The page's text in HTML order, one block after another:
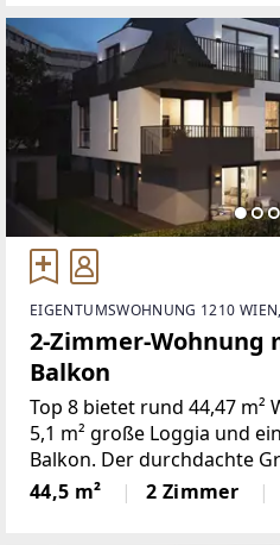
EIGENTUMSWOHNUNG 1210
2-Zimmer-Wohnung
Balkon
Top 8 bietet rund 44,47 m²
5,1 m² große Loggia und
Balkon. Der durchdachte
Zimmer und verbindet eine
gut nutzbaren Privat- und
44,5 m² 2 Zimmer